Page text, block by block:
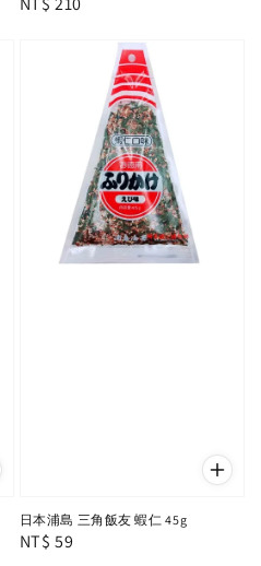
日本浦島 三角飯友 蝦仁 45g
Regular
NT$ 59